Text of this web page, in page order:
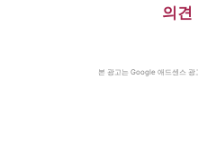
의견
본 광고는 Google 애드센스 광